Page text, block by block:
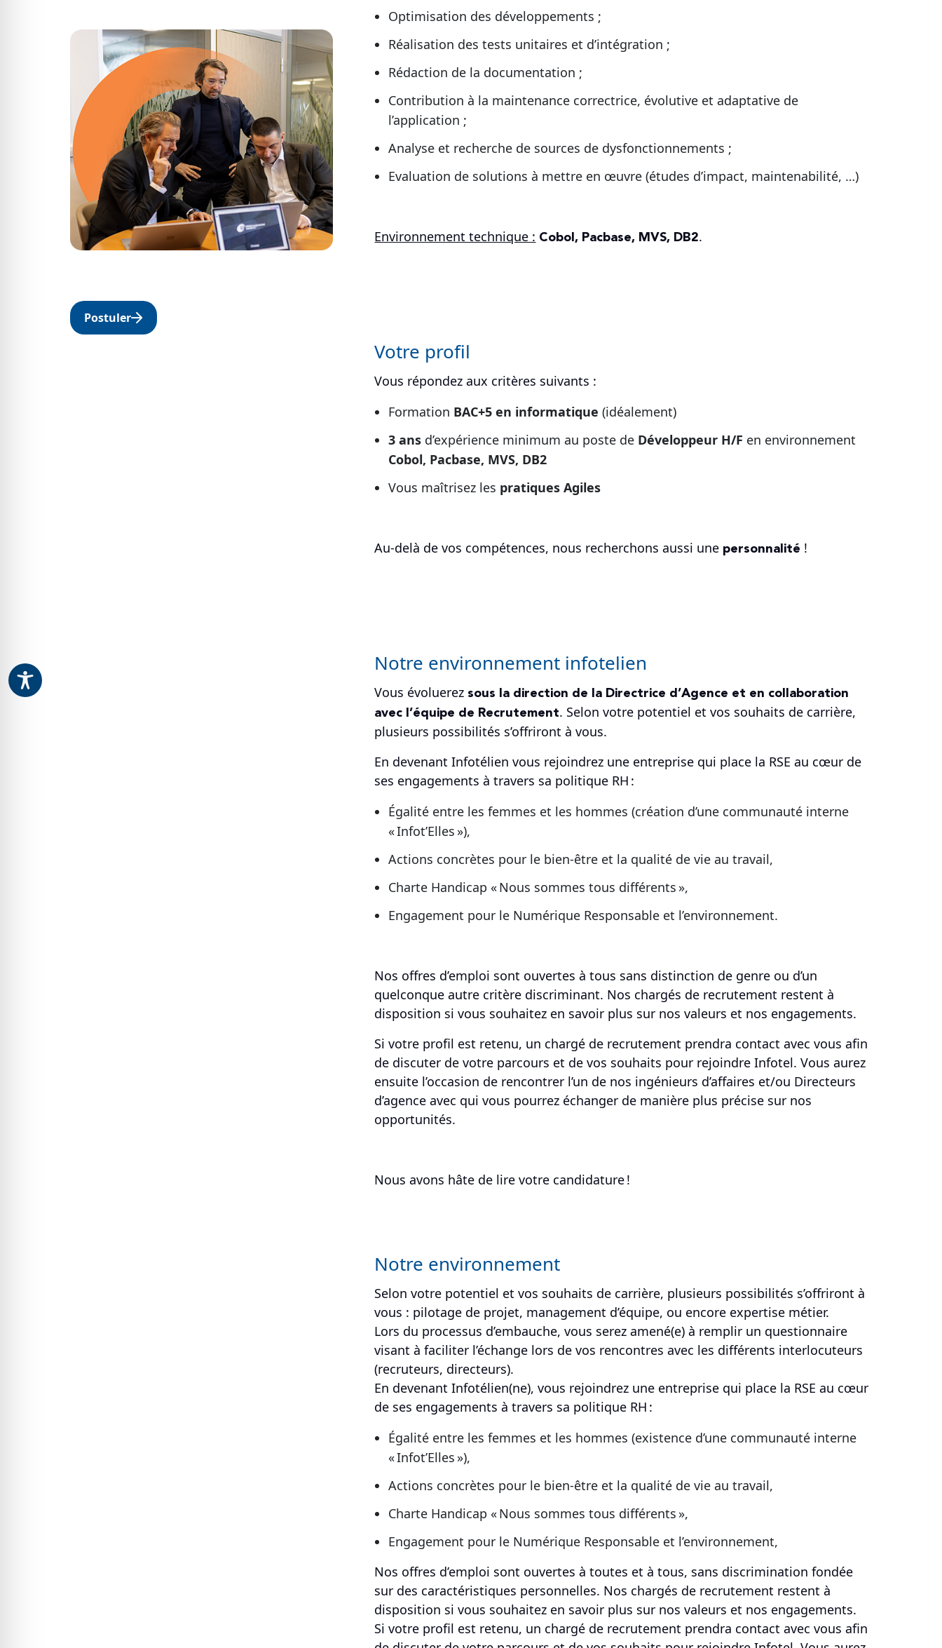
Postuler
Optimisation des développements ;
Réalisation des tests unitaires et d’intégration ;
Rédaction de la documentation ;
Contribution à la maintenance correctrice, évolutive et adaptative de
l’application ;
Analyse et recherche de sources de dysfonctionnements ;
Evaluation de solutions à mettre en œuvre (études d’impact, maintenabilité, …)
Environnement technique : Cobol, Pacbase, MVS, DB2.
Votre profil
Vous répondez aux critères suivants :
Formation BAC+5 en informatique(idéalement)
3 ans d’expérience minimum au poste de Développeur H/F en environnement
Cobol, Pacbase, MVS, DB2
Vous maîtrisez les pratiques Agiles
Au-delà de vos compétences, nous recherchons aussi une personnalité !
Notre environnement infotelien
Vous évoluerez sous la direction de la Directrice d’Agence et en collaboration
avec l’équipe de Recrutement. Selon votre potentiel et vos souhaits de carrière,
plusieurs possibilités s’offriront à vous.
En devenant Infotélien vous rejoindrez une entreprise qui place la RSE au cœur de
ses engagements à travers sa politique RH :
Égalité entre les femmes et les hommes (création d’une communauté interne
« Infot’Elles »),
Actions concrètes pour le bien-être et la qualité de vie au travail,
Charte Handicap « Nous sommes tous différents »,
Engagement pour le Numérique Responsable et l’environnement.
Nos offres d’emploi sont ouvertes à tous sans distinction de genre ou d’un
quelconque autre critère discriminant. Nos chargés de recrutement restent à
disposition si vous souhaitez en savoir plus sur nos valeurs et nos engagements.
Si votre profil est retenu, un chargé de recrutement prendra contact avec vous afin
de discuter de votre parcours et de vos souhaits pour rejoindre Infotel. Vous aurez
ensuite l’occasion de rencontrer l’un de nos ingénieurs d’affaires et/ou Directeurs
d’agence avec qui vous pourrez échanger de manière plus précise sur nos
opportunités.
Nous avons hâte de lire votre candidature !
Notre environnement
Selon votre potentiel et vos souhaits de carrière, plusieurs possibilités s’offriront à
vous : pilotage de projet, management d’équipe, ou encore expertise métier.
Lors du processus d’embauche, vous serez amené(e) à remplir un questionnaire
visant à faciliter l’échange lors de vos rencontres avec les différents interlocuteurs
(recruteurs, directeurs).
En devenant Infotélien(ne), vous rejoindrez une entreprise qui place la RSE au cœur
de ses engagements à travers sa politique RH :
Égalité entre les femmes et les hommes (existence d’une communauté interne
« Infot’Elles »),
Actions concrètes pour le bien-être et la qualité de vie au travail,
Charte Handicap « Nous sommes tous différents »,
Engagement pour le Numérique Responsable et l’environnement,
Nos offres d’emploi sont ouvertes à toutes et à tous, sans discrimination fondée
sur des caractéristiques personnelles. Nos chargés de recrutement restent à
disposition si vous souhaitez en savoir plus sur nos valeurs et nos engagements.
Si votre profil est retenu, un chargé de recrutement prendra contact avec vous afin